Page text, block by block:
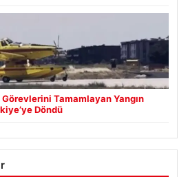
Tamamlayan Yangın
Döndü